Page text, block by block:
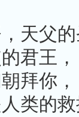
天父的
王，
你，
的救